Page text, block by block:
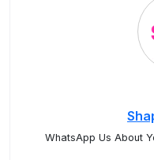
WhatsApp Us About